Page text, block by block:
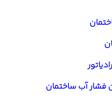
فشار آب ساختمان